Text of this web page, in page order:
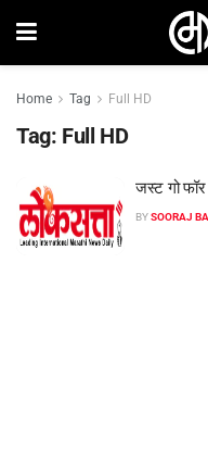
Home Tag Full HD
Tag: Full HD
जस्ट गो फॉर
BYSOORAJ